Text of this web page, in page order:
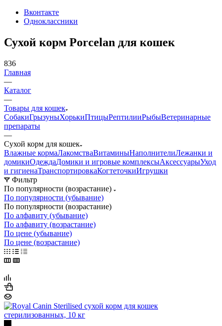
Вконтакте
Одноклассники
Сухой корм Porcelan для кошек
836
Главная
—
Каталог
—
Товары для кошек
СобакиГрызуныХорькиПтицыРептилииРыбыВетеринарные
препараты
—
Сухой корм для кошек
Влажные кормаЛакомстваВитаминыНаполнителиЛежанки и
домикиОдеждаДомики и игровые комплексыАксессуарыУход
и гигиенаТранспортировкаКогтеточкиИгрушки
Фильтр
По популярности (возрастание)
По популярности (убывание)
По популярности (возрастание)
По алфавиту (убывание)
По алфавиту (возрастание)
По цене (убывание)
По цене (возрастание)